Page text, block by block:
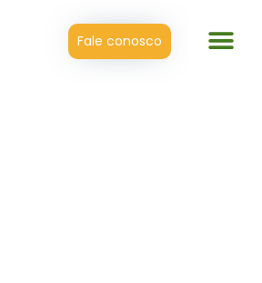
Fale conosco